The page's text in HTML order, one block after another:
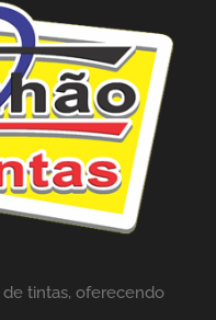
tintas, oferecendo